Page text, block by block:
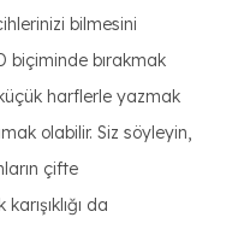
bilmesini
biçiminde bırakmak
harflerle yazmak
olabilir. Siz söyleyin,
çifte
da